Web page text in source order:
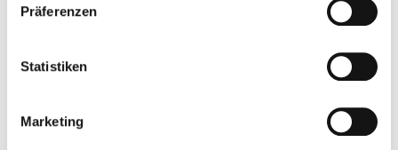
Präferenzen
Statistiken
Marketing
Freudenstädter Straße 35 | 72270 Baiersbronn DE